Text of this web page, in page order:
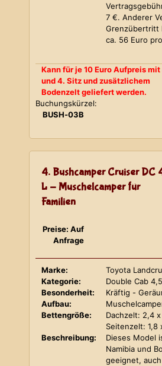
7 €. Anderer
Grenzübertritt
ca. 56 Euro
Kann für je 10 Euro Aufpreis mit
und 4. Sitz und zusätzlichem
Bodenzelt geliefert werden.
Buchungskürzel:
BUSH-03B
4. Bushcamper Cruiser DC
L - Muschelcamper für
Familien
Preise: Auf
Anfrage
Marke:
Toyota
Kategorie:
Double Cab
Besonderheit:
Kräftig -
Aufbau:
Bettengröße:
Dachzelt: 2,4 x
Seitenzelt: 1,8
Beschreibung:
Dieses Model
Namibia und
geeignet,